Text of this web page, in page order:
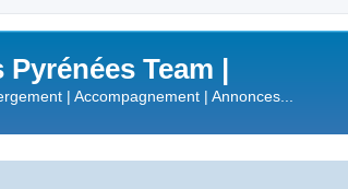
Team |
| Accompagnement | Annonces...